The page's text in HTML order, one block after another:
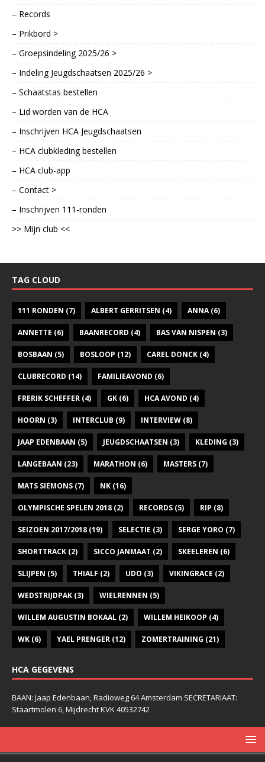
– Records
– Prikbord >
– Groepsindeling 2025/26 >
– Indeling Jeugdschaatsen 2025/26 >
– Schaatstas bestellen
– Lid worden van de HCA
– Inschrijven HCA Jeugdschaatsen
– HCA clubkleding bestellen
– HCA club-app
– Contact >
– Inschrijven 111-ronden
>> Mijn club <<
TAG CLOUD
111 RONDEN (7) ALBERT GERRITSEN (4) ANNA(6)
ANNETTE (6) BAANRECORD (4) BAS VAN NISPEN (3)
BOSBAAN (5) BOSLOOP (12) CAREL DONCK (4)
CLUBRECORD (14) FAMILIEAVOND (6)
FRERIK SCHEFFER (4) GK (6) HCA AVOND (4)
HOORN (3) INTERCLUB (9) INTERVIEW (8)
JAAP EDENBAAN (5) JEUGDSCHAATSEN (3) KLEDING (3)
LANGEBAAN (23) MARATHON (6) MASTERS (7)
MATS SIEMONS (7) NK (16)
OLYMPISCHE SPELEN 2018 (2) RECORDS (5) RIP (8)
SEIZOEN 2017/2018 (19) SELECTIE (3) SERGE YORO (7)
SHORTTRACK (2) SICCO JANMAAT (2) SKEELEREN (6)
SLIJPEN (5) THIALF (2) UDO (3) VIKINGRACE (2)
WEDSTRIJDPAK (3) WIELRENNEN (5)
WILLEM AUGUSTIN BOKAAL (2) WILLEM HEIKOOP (4)
WK (6) YAEL PRENGER (12) ZOMERTRAINING (21)
HCA GEGEVENS
BAAN: Jaap Edenbaan, Radioweg 64 Amsterdam SECRETARIAAT:
Staartmolen 6, Mijdrecht KVK 40532742